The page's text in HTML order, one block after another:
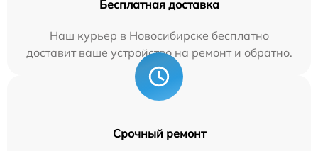
Бесплатная доставка
Наш курьер в Новосибирске бесплатно
доставит ваше устройство на ремонт и обратно.
Срочный ремонт